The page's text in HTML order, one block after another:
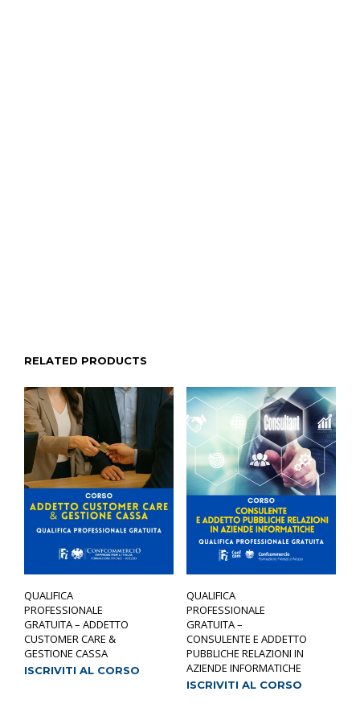
RELATED PRODUCTS
QUALIFICA
PROFESSIONALE
GRATUITA – ADDETTO
CUSTOMER CARE &
GESTIONE CASSA
ISCRIVITI AL CORSO
QUALIFICA
PROFESSIONALE
GRATUITA –
CONSULENTE E ADDETTO
PUBBLICHE RELAZIONI IN
AZIENDE INFORMATICHE
ISCRIVITI AL CORSO